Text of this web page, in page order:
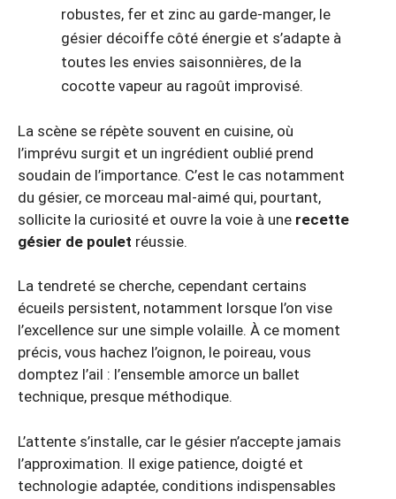
robustes, fer et zinc au garde-manger, le
gésier décoiffe côté énergie et s’adapte à
toutes les envies saisonnières, de la
cocotte vapeur au ragoût improvisé.
La scène se répète souvent en cuisine, où
l’imprévu surgit et un ingrédient oublié prend
soudain de l’importance. C’est le cas notamment
du gésier, ce morceau mal-aimé qui, pourtant,
sollicite la curiosité et ouvre la voie à une recette
gésier de poulet réussie.
La tendreté se cherche, cependant certains
écueils persistent, notamment lorsque l’on vise
l’excellence sur une simple volaille. À ce moment
précis, vous hachez l’oignon, le poireau, vous
domptez l’ail : l’ensemble amorce un ballet
technique, presque méthodique.
L’attente s’installe, car le gésier n’accepte jamais
l’approximation. Il exige patience, doigté et
technologie adaptée, conditions indispensables